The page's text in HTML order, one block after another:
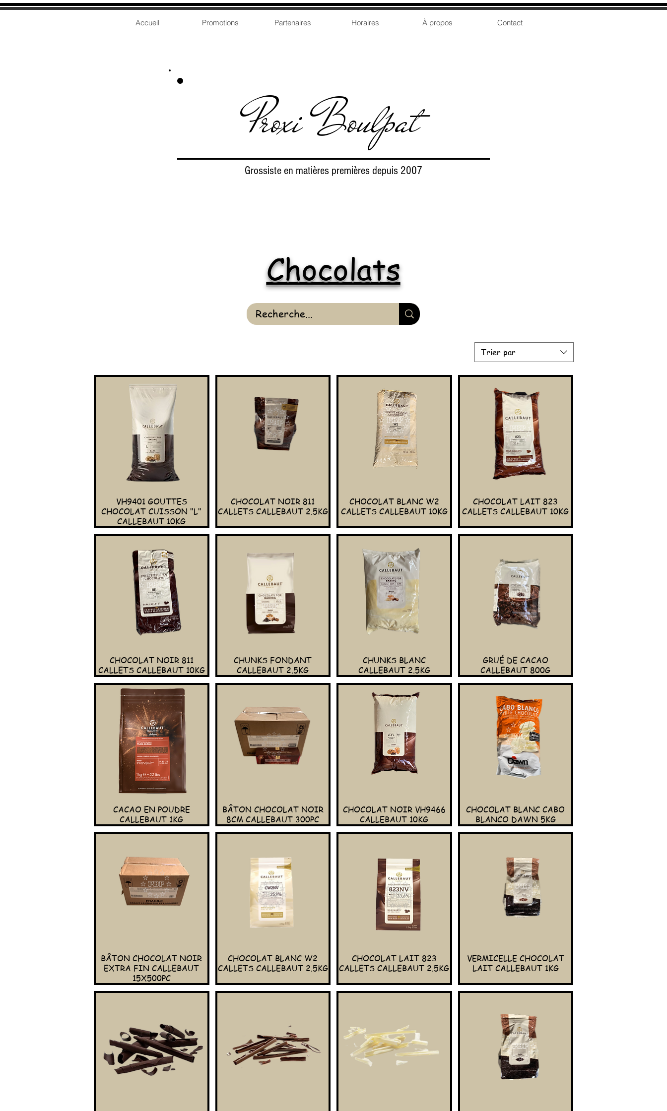
Accueil Promotions Partenaires Horaires À propos Contact
Proxi Boulpat
Grossiste en matières premières depuis 2007
Chocolats
Trier par
VH9401 GOUTTES
CHOCOLAT CUISSON "L"
CALLEBAUT 10KG
CHOCOLAT NOIR 811
CALLETS CALLEBAUT 2.5KG
CHOCOLAT BLANC W2
CALLETS CALLEBAUT 10KG
CHOCOLAT LAIT 823
CALLETS CALLEBAUT 10KG
CHOCOLAT NOIR 811
CALLETS CALLEBAUT 10KG
CHUNKS FONDANT
CALLEBAUT 2.5KG
CHUNKS BLANC
CALLEBAUT 2.5KG
GRUÉ DE CACAO
CALLEBAUT 800G
CACAO EN POUDRE
CALLEBAUT 1KG
BÂTON CHOCOLAT NOIR
8CM CALLEBAUT 300PC
CHOCOLAT NOIR VH9466
CALLEBAUT 10KG
CHOCOLAT BLANC CABO
BLANCO DAWN 5KG
BÂTON CHOCOLAT NOIR
EXTRA FIN CALLEBAUT
15X500PC
CHOCOLAT BLANC W2
CALLETS CALLEBAUT 2.5KG
CHOCOLAT LAIT 823
CALLETS CALLEBAUT 2.5KG
VERMICELLE CHOCOLAT
LAIT CALLEBAUT 1KG